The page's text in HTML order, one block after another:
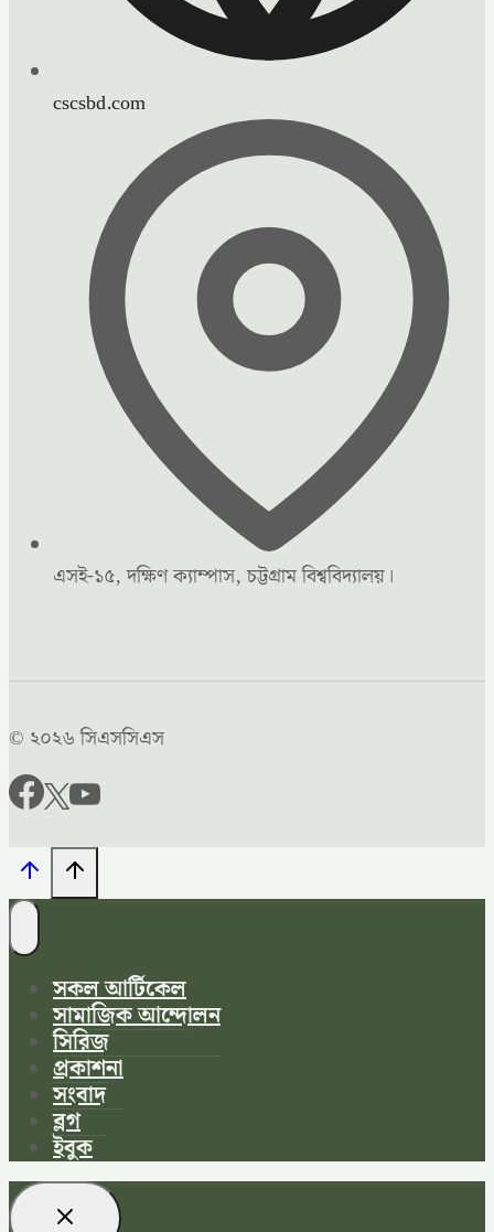
cscsbd.com
এসই-১৫, দক্ষিণ ক্যাম্পাস, চট্টগ্রাম বিশ্ববিদ্যালয়।
© ২০২৬ সিএসসিএস
সকল আর্টিকেল
সামাজিক আন্দোলন
সিরিজ
প্রকাশনা
সংবাদ
ব্লগ
ইবুক